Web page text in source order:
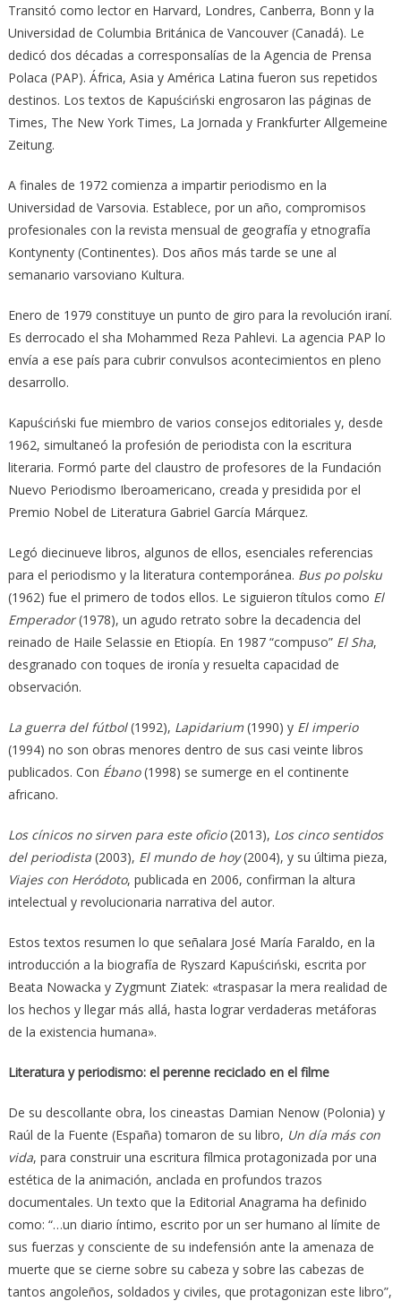
Transitó como lector en Harvard, Londres, Canberra, Bonn y la
Universidad de Columbia Británica de Vancouver (Canadá). Le
dedicó dos décadas a corresponsalías de la Agencia de Prensa
Polaca (PAP). África, Asia y América Latina fueron sus repetidos
destinos. Los textos de Kapuściński engrosaron las páginas de
Times, The New York Times, La Jornada y Frankfurter Allgemeine
Zeitung.
A finales de 1972 comienza a impartir periodismo en la
Universidad de Varsovia. Establece, por un año, compromisos
profesionales con la revista mensual de geografía y etnografía
Kontynenty (Continentes). Dos años más tarde se une al
semanario varsoviano Kultura.
Enero de 1979 constituye un punto de giro para la revolución iraní.
Es derrocado el sha Mohammed Reza Pahlevi. La agencia PAP lo
envía a ese país para cubrir convulsos acontecimientos en pleno
desarrollo.
Kapuściński fue miembro de varios consejos editoriales y, desde
1962, simultaneó la profesión de periodista con la escritura
literaria. Formó parte del claustro de profesores de la Fundación
Nuevo Periodismo Iberoamericano, creada y presidida por el
Premio Nobel de Literatura Gabriel García Márquez.
Legó diecinueve libros, algunos de ellos, esenciales referencias
para el periodismo y la literatura contemporánea. Bus po polsku
(1962) fue el primero de todos ellos. Le siguieron títulos como El
Emperador(1978), un agudo retrato sobre la decadencia del
reinado de Haile Selassie en Etiopía. En 1987 “compuso” El Sha,
desgranado con toques de ironía y resuelta capacidad de
observación.
La guerra del fútbol(1992), Lapidarium(1990) y El imperio
(1994) no son obras menores dentro de sus casi veinte libros
publicados. Con Ébano(1998) se sumerge en el continente
africano.
Los cínicos no sirven para este oficio(2013), Los cinco sentidos
del periodista(2003), El mundo de hoy(2004), y su última pieza,
Viajes con Heródoto, publicada en 2006, confirman la altura
intelectual y revolucionaria narrativa del autor.
Estos textos resumen lo que señalara José María Faraldo, en la
introducción a la biografía de Ryszard Kapuściński, escrita por
Beata Nowacka y Zygmunt Ziatek: «traspasar la mera realidad de
los hechos y llegar más allá, hasta lograr verdaderas metáforas
de la existencia humana».
Literatura y periodismo: el perenne reciclado en el filme
De su descollante obra, los cineastas Damian Nenow (Polonia) y
Raúl de la Fuente (España) tomaron de su libro, Un día más con
vida, para construir una escritura fílmica protagonizada por una
estética de la animación, anclada en profundos trazos
documentales. Un texto que la Editorial Anagrama ha definido
como: “…un diario íntimo, escrito por un ser humano al límite de
sus fuerzas y consciente de su indefensión ante la amenaza de
muerte que se cierne sobre su cabeza y sobre las cabezas de
tantos angoleños, soldados y civiles, que protagonizan este libro”,